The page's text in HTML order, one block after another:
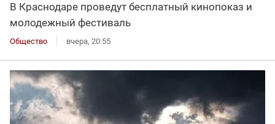
В Краснодаре проведут бесплатный кинопоказ и
молодежный фестиваль
Общество вчера, 20:55